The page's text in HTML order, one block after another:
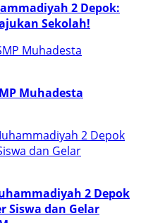
2 Depok:
Sekolah!
Muhadesta
2 Depok
Siswa dan Gelar